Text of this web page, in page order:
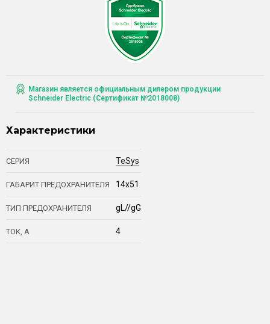
Магазин является официальным дилером продукции
Schneider Electric (Сертификат №2018008)
Характеристики
СЕРИЯ TeSys
ГАБАРИТ ПРЕДОХРАНИТЕЛЯ 14x51
ТИП ПРЕДОХРАНИТЕЛЯ gL//gG
ТОК, А 4